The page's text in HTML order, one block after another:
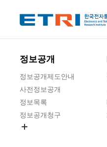
정보공개
정보공개제도안내
사전정보공개
정보목록
정보공개청구